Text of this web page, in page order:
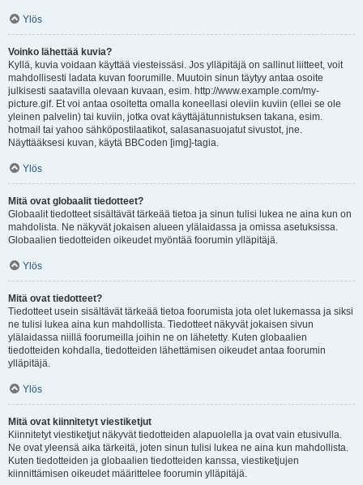
Ylös
Voinko lähettää kuvia?
Kyllä, kuvia voidaan käyttää viesteissäsi. Jos ylläpitäjä on sallinut liitteet, voit
mahdollisesti ladata kuvan foorumille. Muutoin sinun täytyy antaa osoite
julkisesti saatavilla olevaan kuvaan, esim. http://www.example.com/my-
picture.gif. Et voi antaa osoitetta omalla koneellasi oleviin kuviin (ellei se ole
yleinen palvelin) tai kuviin, jotka ovat käyttäjätunnistuksen takana, esim.
hotmail tai yahoo sähköpostilaatikot, salasanasuojatut sivustot, jne.
Näyttääksesi kuvan, käytä BBCoden [img]-tagia.
Ylös
Mitä ovat globaalit tiedotteet?
Globaalit tiedotteet sisältävät tärkeää tietoa ja sinun tulisi lukea ne aina kun on
mahdolista. Ne näkyvät jokaisen alueen ylälaidassa ja omissa asetuksissa.
Globaalien tiedotteiden oikeudet myöntää foorumin ylläpitäjä.
Ylös
Mitä ovat tiedotteet?
Tiedotteet usein sisältävät tärkeää tietoa foorumista jota olet lukemassa ja siksi
ne tulisi lukea aina kun mahdollista. Tiedotteet näkyvät jokaisen sivun
ylälaidassa niillä foorumeilla joihin ne on lähetetty. Kuten globaalien
tiedotteiden kohdalla, tiedotteiden lähettämisen oikeudet antaa foorumin
ylläpitäjä.
Ylös
Mitä ovat kiinnitetyt viestiketjut
Kiinnitetyt viestiketjut näkyvät tiedotteiden alapuolella ja ovat vain etusivulla.
Ne ovat yleensä aika tärkeitä, joten sinun tulisi lukea ne aina kun mahdollista.
Kuten tiedotteiden ja globaalien tiedotteiden kanssa, viestiketjujen
kiinnittämisen oikeudet määrittelee foorumin ylläpitäjä.